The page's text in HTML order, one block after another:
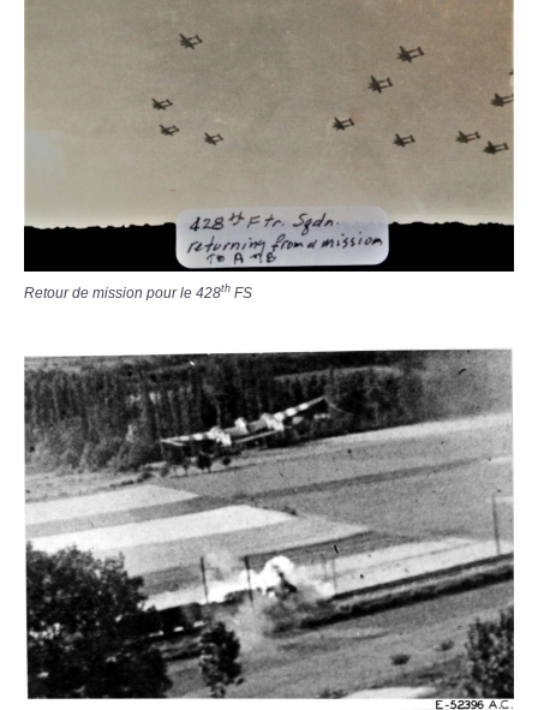
Retour de mission pour le 428th FS